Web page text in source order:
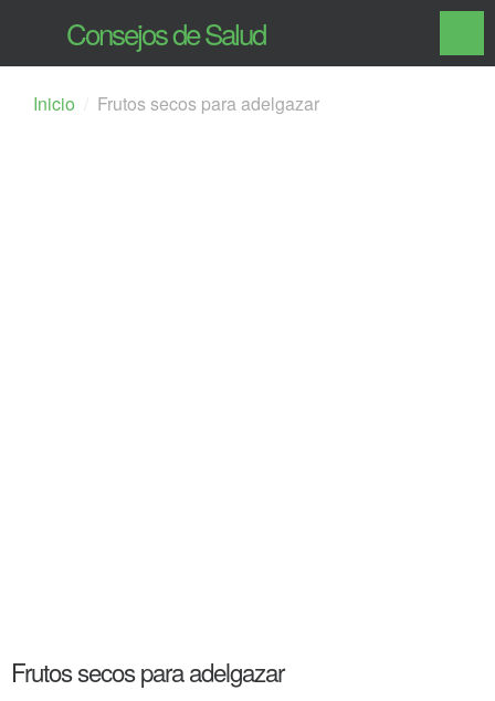
Consejos de Salud
Inicio Frutos secos para adelgazar
Frutos secos para adelgazar